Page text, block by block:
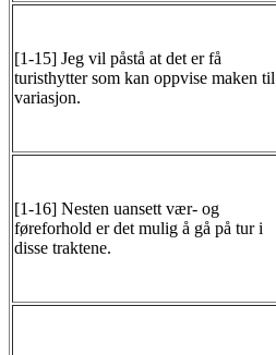
[1-15] Jeg vil påstå at det er få
turisthytter som kan oppvise maken til
variasjon.
[1-16] Nesten uansett vær- og
føreforhold er det mulig å gå på tur i
disse traktene.